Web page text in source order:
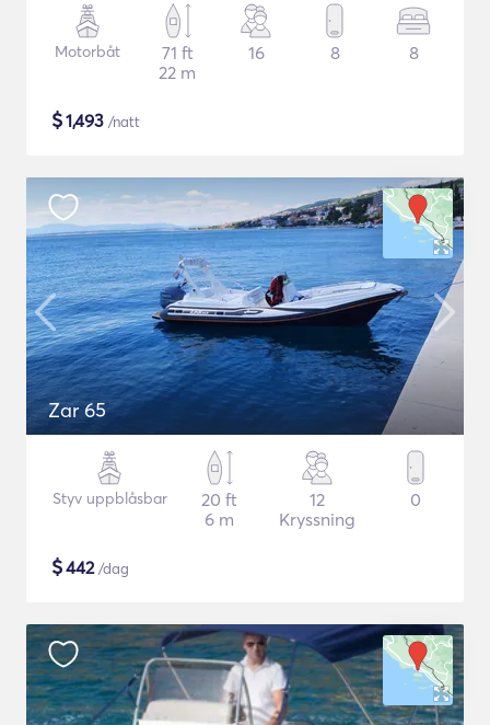
Motorbåt
71 ft
22 m
16 8 8
$1,493 /natt
Zar 65
Styv uppblåsbar
20 ft
6 m
12
Kryssning
0
$442/dag